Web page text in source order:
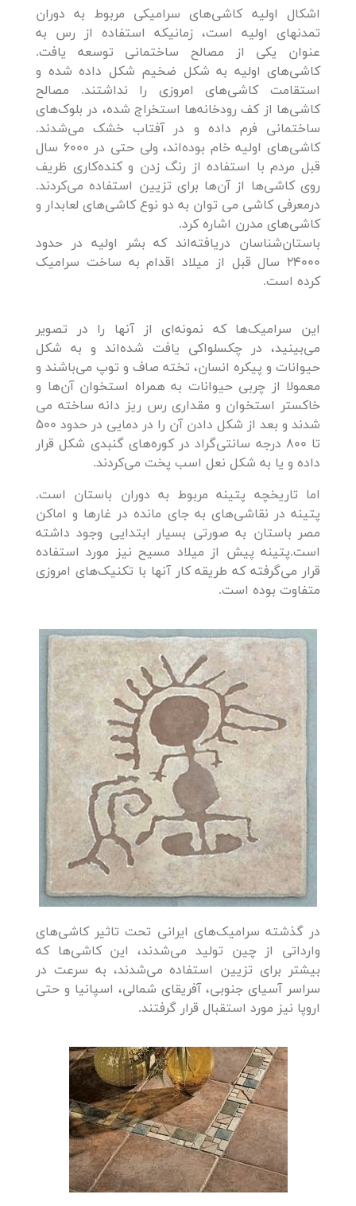
اشکال اولیه کاشی‌های سرامیکی مربوط به دوران
تمدنهای اولیه است، زمانیکه استفاده از رس به
عنوان یکی از مصالح ساختمانی توسعه یافت.
کاشی‌های اولیه به شکل ضخیم شکل داده شده و
استقامت کاشی‌های امروزی را نداشتند. مصالح
کاشی‌ها از کف رودخانه‌ها استخراج شده، در بلوک‌های
ساختمانی فرم داده و در آفتاب خشک می‌شدند.
کاشی‌های اولیه خام بوده‌اند، ولی حتی در 6000 سال
قبل مردم با استفاده از رنگ زدن و کنده‌کاری ظریف
روی کاشی‌ها از آن‌ها برای تزیین استفاده می‌کردند.
درمعرفی کاشی می توان به دو نوع کاشی‌های لعابدار و
کاشی‌های مدرن اشاره کرد.
باستان‌شناسان دریافته‌اند که بشر اولیه در حدود
24000 سال قبل از میلاد اقدام به ساخت سرامیک
‌کرده است.
این سرامیک‌ها که نمونه‌ای از آنها را در تصویر
می‌بینید، در چکسلواکی یافت شده‌اند و به شکل
حیوانات و پیکره انسان، تخته صاف و توپ می‌باشند و
معمولا از چربی حیوانات به همراه استخوان آن‌ها و
خاکستر استخوان و مقداری رس ریز دانه ساخته می
شدند و بعد از شکل دادن آن را در دمایی در حدود 500
تا 800 درجه سانتی‌گراد در کوره‌های گنبدی شکل قرار
داده و یا به شکل نعل اسب پخت می‌کردند.
اما تاریخچه پتینه مربوط به دوران باستان است.
پتینه در نقاشی‌های به جای مانده در غارها و اماکن
مصر باستان به صورتی بسیار ابتدایی وجود داشته
است.پتینه پیش از میلاد مسیح نیز مورد استفاده
قرار می‌گرفته که طریقه کار آنها با تکنیک‌های امروزی
متفاوت بوده است.
در گذشته سرامیک‌های ایرانی تحت تاثیر کاشی‌های
وارداتی از چین تولید می‌شدند، این کاشی‌ها که
بیشتر برای تزیین استفاده می‌شدند، به سرعت در
سراسر آسیای جنوبی‌، آفریقای شمالی‌، اسپانیا و حتی
اروپا نیز مورد استقبال قرار گرفتند.